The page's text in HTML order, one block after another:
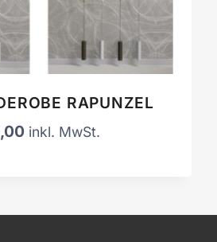
RAPUNZEL
inkl. MwSt.